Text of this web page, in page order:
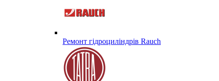
Ремонт гідроциліндрів Rauch